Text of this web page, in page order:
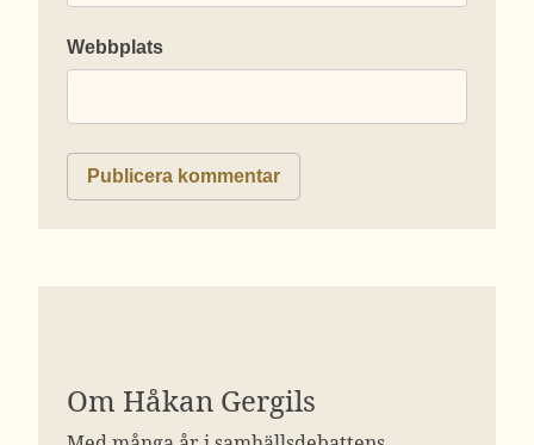
Webbplats
Om Håkan Gergils